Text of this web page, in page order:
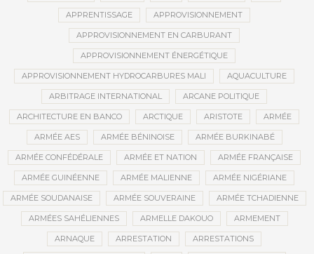
APPRENTISSAGE APPROVISIONNEMENT
APPROVISIONNEMENT EN CARBURANT
APPROVISIONNEMENT ÉNERGÉTIQUE
APPROVISIONNEMENT HYDROCARBURES MALI AQUACULTURE
ARBITRAGE INTERNATIONAL ARCANE POLITIQUE
ARCHITECTURE EN BANCO ARCTIQUE ARISTOTE ARMÉE
ARMÉE AES ARMÉE BÉNINOISE ARMÉE BURKINABÉ
ARMÉE CONFÉDÉRALE ARMÉE ET NATION ARMÉE FRANÇAISE
ARMÉE GUINÉENNE ARMÉE MALIENNE ARMÉE NIGÉRIANE
ARMÉE SOUDANAISE ARMÉE SOUVERAINE ARMÉE TCHADIENNE
ARMÉES SAHÉLIENNES ARMELLE DAKOUO ARMEMENT
ARNAQUE ARRESTATION ARRESTATIONS